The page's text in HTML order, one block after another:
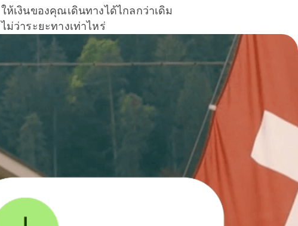
ให้เงินของคุณเดินทางได้ไกลกว่าเดิม
ไม่ว่าระยะทางเท่าไหร่